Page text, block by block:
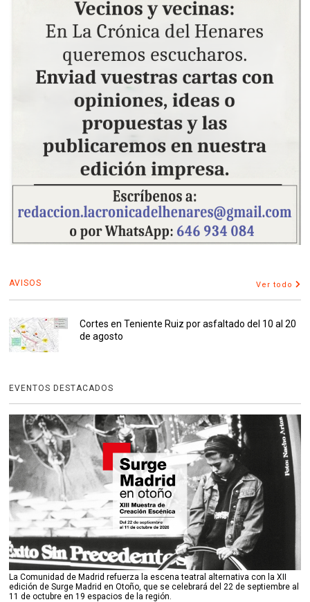
AVISOS Ver todo
Cortes en Teniente Ruiz por asfaltado del 10 al 20
de agosto
EVENTOS DESTACADOS
La Comunidad de Madrid refuerza la escena teatral alternativa con la XII
edición de Surge Madrid en Otoño, que se celebrará del 22 de septiembre al
11 de octubre en 19 espacios de la región.